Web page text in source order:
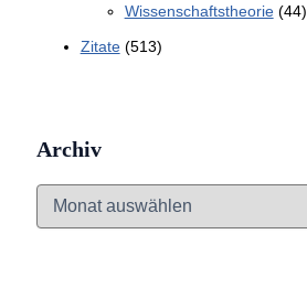
Wissenschaftstheorie(44)
Zitate(513)
Archiv